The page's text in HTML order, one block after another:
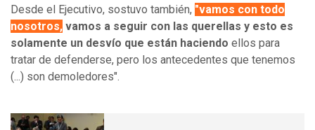
Desde el Ejecutivo, sostuvo también, "vamos con todo
nosotros, vamos a seguir con las querellas y esto es
solamente un desvío que están haciendo ellos para
tratar de defenderse, pero los antecedentes que tenemos
(...) son demoledores".